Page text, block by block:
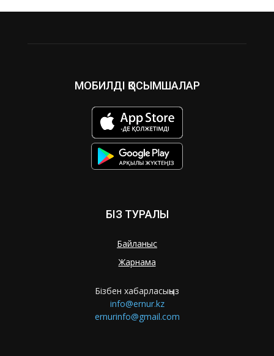
МОБИЛДІ ҚОСЫМШАЛАР
БІЗ ТУРАЛЫ
Байланыс
Жарнама
Бізбен хабарласыңыз
info@ernur.kz
ernurinfo@gmail.com